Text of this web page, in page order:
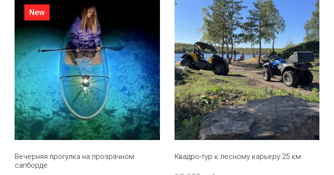
В КОРЗИНУ
New
Вечерняя прогулка на прозрачном
сапборде
В КОРЗИНУ
Квадро-тур к лесному карьеру 25 км